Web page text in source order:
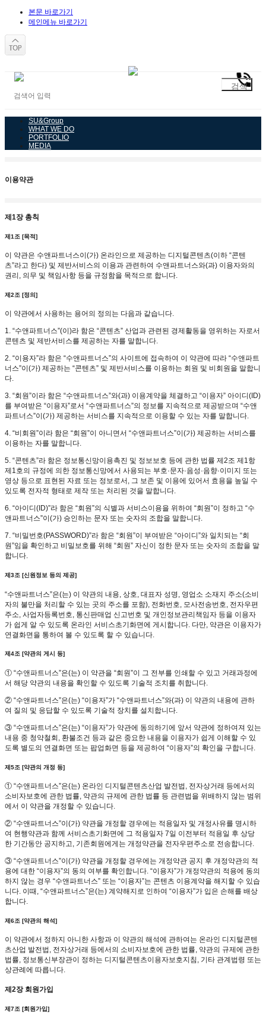
본문 바로가기
메인메뉴 바로가기
SU&Group
WHAT WE DO
PORTFOLIO
MEDIA
이용약관
제1장 총칙
제1조 [목적]
이 약관은 수앤파트너스이(가) 온라인으로 제공하는 디지털콘텐츠(이하 “콘텐
츠”라고 한다) 및 제반서비스의 이용과 관련하여 수앤파트너스와(과) 이용자와의
권리, 의무 및 책임사항 등을 규정함을 목적으로 합니다.
제2조 [정의]
이 약관에서 사용하는 용어의 정의는 다음과 같습니다.
1. “수앤파트너스”(이)라 함은 “콘텐츠” 산업과 관련된 경제활동을 영위하는 자로서
콘텐츠 및 제반서비스를 제공하는 자를 말합니다.
2. “이용자”라 함은 “수앤파트너스”의 사이트에 접속하여 이 약관에 따라 “수앤파트
너스”이(가) 제공하는 “콘텐츠” 및 제반서비스를 이용하는 회원 및 비회원을 말합니
다.
3. “회원”이라 함은 “수앤파트너스”와(과) 이용계약을 체결하고 “이용자” 아이디(ID)
를 부여받은 “이용자”로서 “수앤파트너스”의 정보를 지속적으로 제공받으며 “수앤
파트너스”이(가) 제공하는 서비스를 지속적으로 이용할 수 있는 자를 말합니다.
4. “비회원”이라 함은 “회원”이 아니면서 “수앤파트너스”이(가) 제공하는 서비스를
이용하는 자를 말합니다.
5. “콘텐츠”라 함은 정보통신망이용촉진 및 정보보호 등에 관한 법률 제2조 제1항
제1호의 규정에 의한 정보통신망에서 사용되는 부호·문자·음성·음향·이미지 또는
영상 등으로 표현된 자료 또는 정보로서, 그 보존 및 이용에 있어서 효용을 높일 수
있도록 전자적 형태로 제작 또는 처리된 것을 말합니다.
6. “아이디(ID)”라 함은 “회원”의 식별과 서비스이용을 위하여 “회원”이 정하고 “수
앤파트너스”이(가) 승인하는 문자 또는 숫자의 조합을 말합니다.
7. “비밀번호(PASSWORD)”라 함은 “회원”이 부여받은 “아이디”와 일치되는 “회
원”임을 확인하고 비밀보호를 위해 “회원” 자신이 정한 문자 또는 숫자의 조합을 말
합니다.
제3조 [신원정보 등의 제공]
“수앤파트너스”은(는) 이 약관의 내용, 상호, 대표자 성명, 영업소 소재지 주소(소비
자의 불만을 처리할 수 있는 곳의 주소를 포함), 전화번호, 모사전송번호, 전자우편
주소, 사업자등록번호, 통신판매업 신고번호 및 개인정보관리책임자 등을 이용자
가 쉽게 알 수 있도록 온라인 서비스초기화면에 게시합니다. 다만, 약관은 이용자가
연결화면을 통하여 볼 수 있도록 할 수 있습니다.
제4조 [약관의 게시 등]
① “수앤파트너스”은(는) 이 약관을 “회원”이 그 전부를 인쇄할 수 있고 거래과정에
서 해당 약관의 내용을 확인할 수 있도록 기술적 조치를 취합니다.
② “수앤파트너스”은(는) “이용자”가 “수앤파트너스”와(과) 이 약관의 내용에 관하
여 질의 및 응답할 수 있도록 기술적 장치를 설치합니다.
③ “수앤파트너스”은(는) “이용자”가 약관에 동의하기에 앞서 약관에 정하여져 있는
내용 중 청약철회, 환불조건 등과 같은 중요한 내용을 이용자가 쉽게 이해할 수 있
도록 별도의 연결화면 또는 팝업화면 등을 제공하여 “이용자”의 확인을 구합니다.
제5조 [약관의 개정 등]
① “수앤파트너스”은(는) 온라인 디지털콘텐츠산업 발전법, 전자상거래 등에서의
소비자보호에 관한 법률, 약관의 규제에 관한 법률 등 관련법을 위배하지 않는 범위
에서 이 약관을 개정할 수 있습니다.
② “수앤파트너스”이(가) 약관을 개정할 경우에는 적용일자 및 개정사유를 명시하
여 현행약관과 함께 서비스초기화면에 그 적용일자 7일 이전부터 적용일 후 상당
한 기간동안 공지하고, 기존회원에게는 개정약관을 전자우편주소로 전송합니다.
③ “수앤파트너스”이(가) 약관을 개정할 경우에는 개정약관 공지 후 개정약관의 적
용에 대한 “이용자”의 동의 여부를 확인합니다. “이용자”가 개정약관의 적용에 동의
하지 않는 경우 “수앤파트너스” 또는 “이용자”는 콘텐츠 이용계약을 해지할 수 있습
니다. 이때, “수앤파트너스”은(는) 계약해지로 인하여 “이용자”가 입은 손해를 배상
합니다.
제6조 [약관의 해석]
이 약관에서 정하지 아니한 사항과 이 약관의 해석에 관하여는 온라인 디지털콘텐
츠산업 발전법, 전자상거래 등에서의 소비자보호에 관한 법률, 약관의 규제에 관한
법률, 정보통신부장관이 정하는 디지털콘텐츠이용자보호지침, 기타 관계법령 또는
상관례에 따릅니다.
제2장 회원가입
제7조 [회원가입]